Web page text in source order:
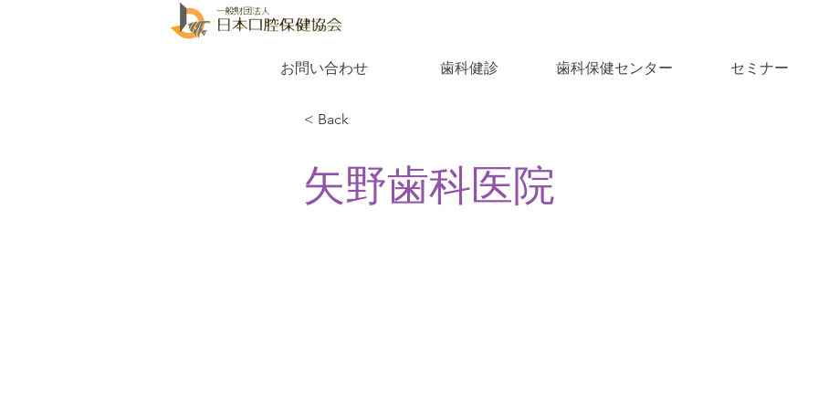
お問い合わせ 歯科健診 歯科保健センター セミナー
< Back
矢野歯科医院